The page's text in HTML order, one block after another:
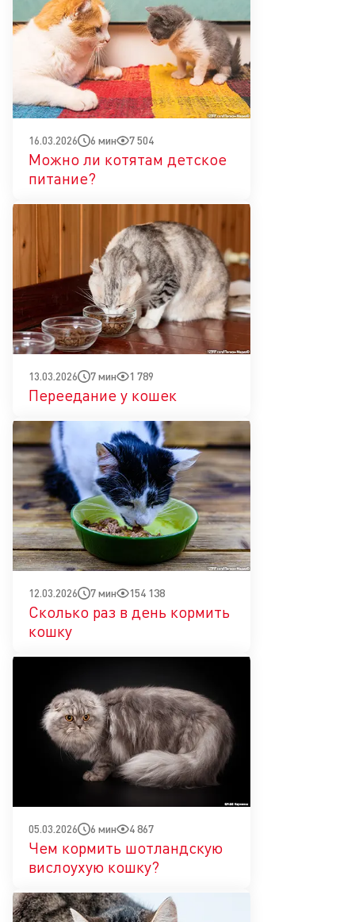
16.03.2026 6 мин 7 504
Можно ли котятам детское
питание?
13.03.2026 7 мин 1 789
Переедание у кошек
12.03.2026 7 мин 154 138
Сколько раз в день кормить
кошку
05.03.2026 6 мин 4 867
Чем кормить шотландскую
вислоухую кошку?